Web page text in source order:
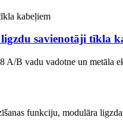
savienotāji tīkla
B vadu vadotne un metāla